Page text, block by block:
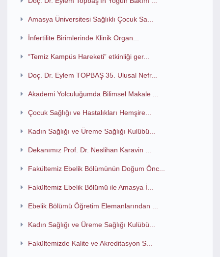
Amasya Üniversitesi Sağlıklı Çocuk Sa...
İnfertilite Birimlerinde Klinik Organ...
“Temiz Kampüs Hareketi” etkinliği ger...
Doç. Dr. Eylem TOPBAŞ 35. Ulusal Nefr...
Akademi Yolculuğumda Bilimsel Makale ...
Çocuk Sağlığı ve Hastalıkları Hemşire...
Kadın Sağlığı ve Üreme Sağlığı Kulübü...
Dekanımız Prof. Dr. Neslihan Karavin ...
Fakültemiz Ebelik Bölümünün Doğum Önc...
Fakültemiz Ebelik Bölümü ile Amasya İ...
Ebelik Bölümü Öğretim Elemanlarından ...
Kadın Sağlığı ve Üreme Sağlığı Kulübü...
Fakültemizde Kalite ve Akreditasyon S...